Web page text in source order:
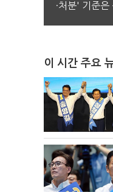
·처분' 기준은
이 시간 주요